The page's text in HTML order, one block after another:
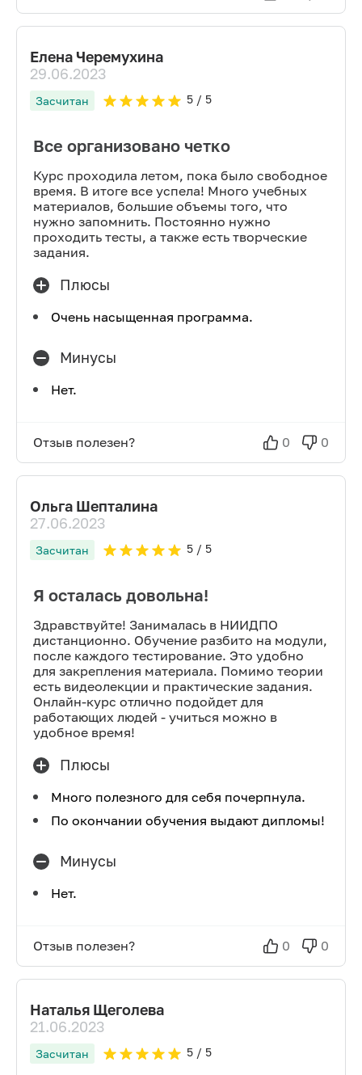
Елена Черемухина
29.06.2023
Засчитан 5/ 5
Все организовано четко
Курс проходила летом, пока было свободное
время. В итоге все успела! Много учебных
материалов, большие объемы того, что
нужно запомнить. Постоянно нужно
проходить тесты, а также есть творческие
задания.
Плюсы
Очень насыщенная программа.
Минусы
Нет.
Отзыв полезен? 0 0
Ольга Шепталина
27.06.2023
Засчитан 5/ 5
Я осталась довольна!
Здравствуйте! Занималась в НИИДПО
дистанционно. Обучение разбито на модули,
после каждого тестирование. Это удобно
для закрепления материала. Помимо теории
есть видеолекции и практические задания.
Онлайн-курс отлично подойдет для
работающих людей - учиться можно в
удобное время!
Плюсы
Много полезного для себя почерпнула.
По окончании обучения выдают дипломы!
Минусы
Нет.
Отзыв полезен? 0 0
Наталья Щеголева
21.06.2023
Засчитан 5/ 5